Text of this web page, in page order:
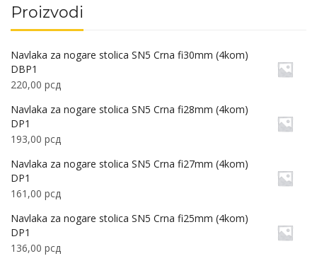
Proizvodi
Navlaka za nogare stolica SN5 Crna fi30mm (4kom)
DBP1
220,00 рсд
Navlaka za nogare stolica SN5 Crna fi28mm (4kom)
DP1
193,00 рсд
Navlaka za nogare stolica SN5 Crna fi27mm (4kom)
DP1
161,00 рсд
Navlaka za nogare stolica SN5 Crna fi25mm (4kom)
DP1
136,00 рсд